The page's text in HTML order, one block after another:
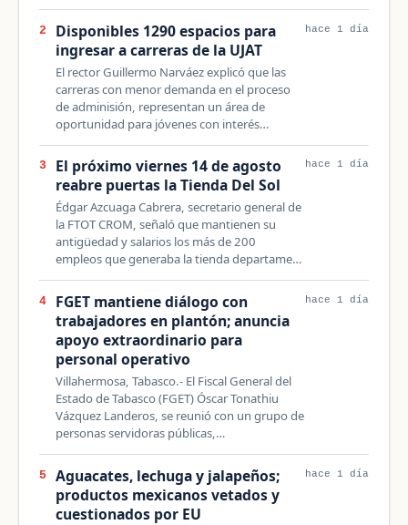
2
Disponibles 1290 espacios para
ingresar a carreras de la UJAT
El rector Guillermo Narváez explicó que las
carreras con menor demanda en el proceso
de adminisión, representan un área de
oportunidad para jóvenes con interés…
hace 1 día
3
El próximo viernes 14 de agosto
reabre puertas la Tienda Del Sol
Édgar Azcuaga Cabrera, secretario general de
la FTOT CROM, señaló que mantienen su
antigüedad y salarios los más de 200
empleos que generaba la tienda departame…
hace 1 día
4
FGET mantiene diálogo con
trabajadores en plantón; anuncia
apoyo extraordinario para
personal operativo
Villahermosa, Tabasco.- El Fiscal General del
Estado de Tabasco (FGET) Óscar Tonathiu
Vázquez Landeros, se reunió con un grupo de
personas servidoras públicas,…
hace 1 día
5
Aguacates, lechuga y jalapeños;
productos mexicanos vetados y
cuestionados por EU
hace 1 día